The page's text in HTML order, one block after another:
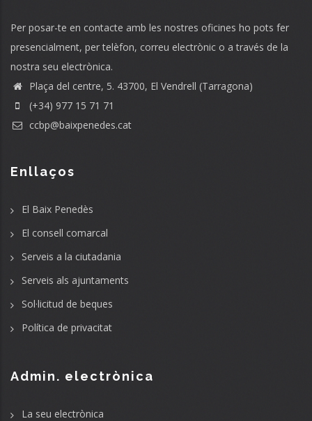
Per posar-te en contacte amb les nostres oficines ho pots fer
presencialment, per telèfon, correu electrònic o a través de la
nostra seu electrònica.
Plaça del centre, 5. 43700, El Vendrell (Tarragona)
(+34) 977 15 71 71
ccbp@baixpenedes.cat
Enllaços
El Baix Penedès
El consell comarcal
Serveis a la ciutadania
Serveis als ajuntaments
Sol·licitud de beques
Política de privacitat
Admin. electrònica
La seu electrònica